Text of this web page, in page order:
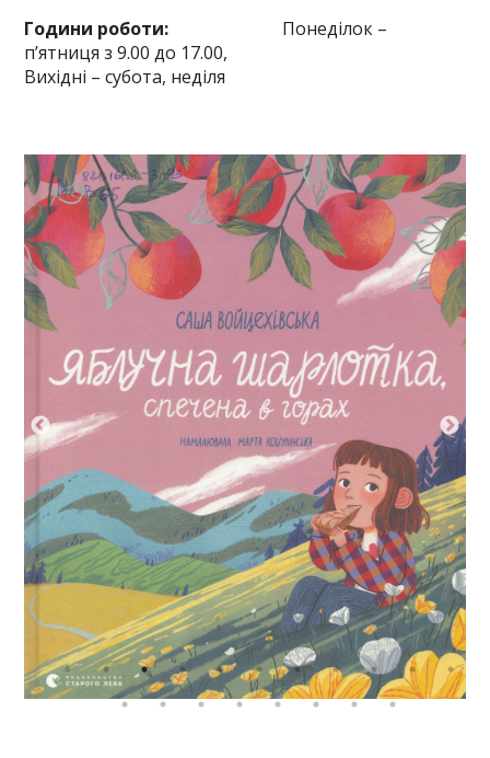
Години роботи: Понеділок –
п’ятниця з 9.00 до 17.00,
Вихідні – субота, неділя